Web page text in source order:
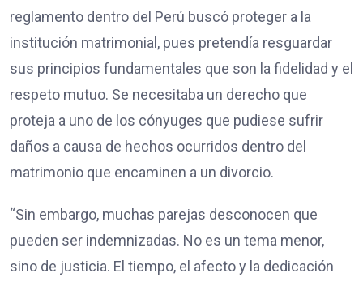
reglamento dentro del Perú buscó proteger a la
institución matrimonial, pues pretendía resguardar
sus principios fundamentales que son la fidelidad y el
respeto mutuo. Se necesitaba un derecho que
proteja a uno de los cónyuges que pudiese sufrir
daños a causa de hechos ocurridos dentro del
matrimonio que encaminen a un divorcio.
“Sin embargo, muchas parejas desconocen que
pueden ser indemnizadas. No es un tema menor,
sino de justicia. El tiempo, el afecto y la dedicación